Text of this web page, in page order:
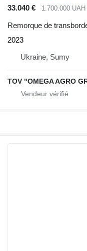
33.040 €
1.700.000 UAH
Remorque de
2023
Ukraine, Sumy
TOV "OMEGA AGRO